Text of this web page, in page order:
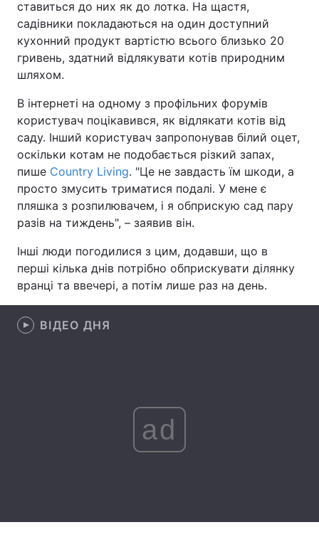
Спорт Наука
Техно і зв'язок Лайт
Здоров'я Туризм
Цікавинки Погода
Лонгріди
Відео з Youtube Статті
Інтерв'ю Думки
Архів
ставиться до них як до лотка. На щастя,
садівники покладаються на один доступний
кухонний продукт вартістю всього близько 20
гривень, здатний відлякувати котів природним
шляхом.
В інтернеті на одному з профільних форумів
користувач поцікавився, як відлякати котів від
саду. Інший користувач запропонував білий оцет,
оскільки котам не подобається різкий запах,
пише Country Living. "Це не завдасть їм шкоди, а
просто змусить триматися подалі. У мене є
пляшка з розпилювачем, і я обприскую сад пару
разів на тиждень", – заявив він.
Інші люди погодилися з цим, додавши, що в
перші кілька днів потрібно обприскувати ділянку
вранці та ввечері, а потім лише раз на день.
ВІДЕО ДНЯ
ad